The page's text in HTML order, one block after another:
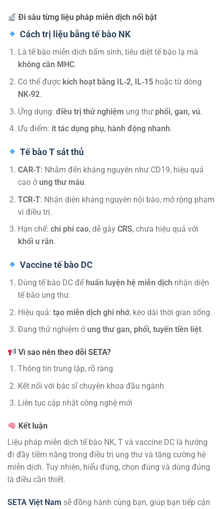
Đi sâu từng liệu pháp miễn dịch nổi bật
Cách trị liệu bằng tế bào NK
Là tế bào miễn dịch bẩm sinh, tiêu diệt tế bào lạ mà
không cần MHC.
Có thể được kích hoạt bằng IL‑2, IL‑15hoặc từ dòng
NK‑92.
Ứng dụng: điều trị thử nghiệm ung thư phổi, gan, vú.
Ưu điểm: ít tác dụng phụ, hành động nhanh.
Tế bào T sát thủ
CAR‑T: Nhắm đến kháng nguyên như CD19, hiệu quả
cao ởung thư máu.
TCR‑T: Nhận diện kháng nguyên nội bào, mở rộng phạm
vi điều trị.
Hạn chế: chi phí cao, dễ gây CRS, chưa hiệu quả với
khối u rắn.
Vaccine tế bào DC
Dùng tế bào DC đểhuấn luyện hệ miễn dịch nhận diện
tế bào ung thư.
Hiệu quả: tạo miễn dịch ghi nhớ, kéo dài thời gian sống.
Đang thử nghiệm ởung thư gan, phổi, tuyến tiền liệt.
Vì sao nên theo dõi SETA?
Thông tin trung lập, rõ ràng
Kết nối với bác sĩ chuyên khoa đầu ngành
Liên tục cập nhật công nghệ mới
Kết luận
Liệu pháp miễn dịch tế bào NK, T và vaccine DC là hướng
đi đầy tiềm năng trong điều trị ung thư và tăng cường hệ
miễn dịch. Tuy nhiên, hiểu đúng, chọn đúng và dùng đúng
là điều cần thiết.
SETA Việt Nam sẽ đồng hành cùng bạn, giúp bạn tiếp cận